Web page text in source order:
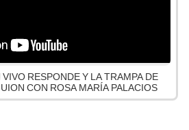
RESPONDE Y LA TRAMPA DE
CON ROSA MARÍA PALACIOS